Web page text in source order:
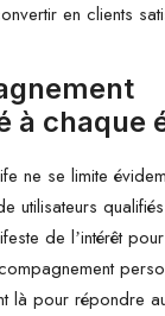
en clients
à chaque
ne se limite
utilisateurs
de lʼintérêt
là pour répondre